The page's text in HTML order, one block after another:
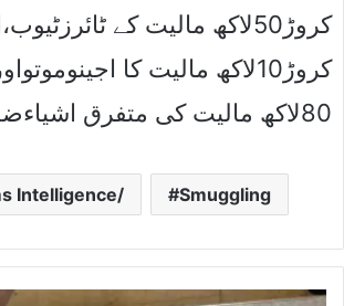
کروڑ50لاکھ مالیت کے
80لاکھ مالیت کی متفرق اشیاءضبط کیں۔
Intelligence/ Smuggling